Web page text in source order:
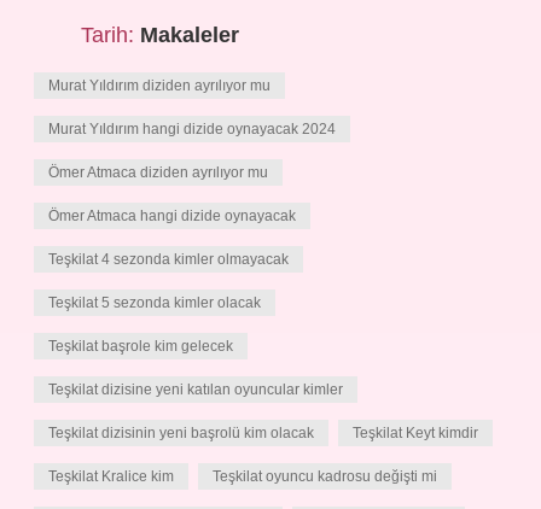
Tarih: Makaleler
Murat Yıldırım diziden ayrılıyor mu
Murat Yıldırım hangi dizide oynayacak 2024
Ömer Atmaca diziden ayrılıyor mu
Ömer Atmaca hangi dizide oynayacak
Teşkilat 4 sezonda kimler olmayacak
Teşkilat 5 sezonda kimler olacak
Teşkilat başrole kim gelecek
Teşkilat dizisine yeni katılan oyuncular kimler
Teşkilat dizisinin yeni başrolü kim olacak Teşkilat Keyt kimdir
Teşkilat Kralice kim Teşkilat oyuncu kadrosu değişti mi